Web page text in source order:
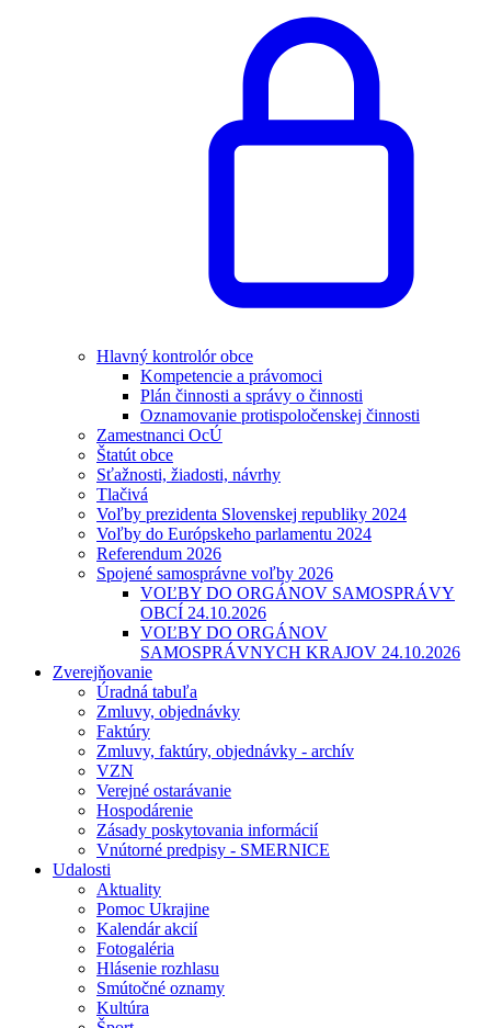
Hlavný kontrolór obce
Kompetencie a právomoci
Plán činnosti a správy o činnosti
Oznamovanie protispoločenskej činnosti
Zamestnanci OcÚ
Štatút obce
Sťažnosti, žiadosti, návrhy
Tlačivá
Voľby prezidenta Slovenskej republiky 2024
Voľby do Európskeho parlamentu 2024
Referendum 2026
Spojené samosprávne voľby 2026
VOĽBY DO ORGÁNOV SAMOSPRÁVY
OBCÍ 24.10.2026
VOĽBY DO ORGÁNOV
SAMOSPRÁVNYCH KRAJOV 24.10.2026
Zverejňovanie
Úradná tabuľa
Zmluvy, objednávky
Faktúry
Zmluvy, faktúry, objednávky - archív
VZN
Verejné ostarávanie
Hospodárenie
Zásady poskytovania informácií
Vnútorné predpisy - SMERNICE
Udalosti
Aktuality
Pomoc Ukrajine
Kalendár akcií
Fotogaléria
Hlásenie rozhlasu
Smútočné oznamy
Kultúra